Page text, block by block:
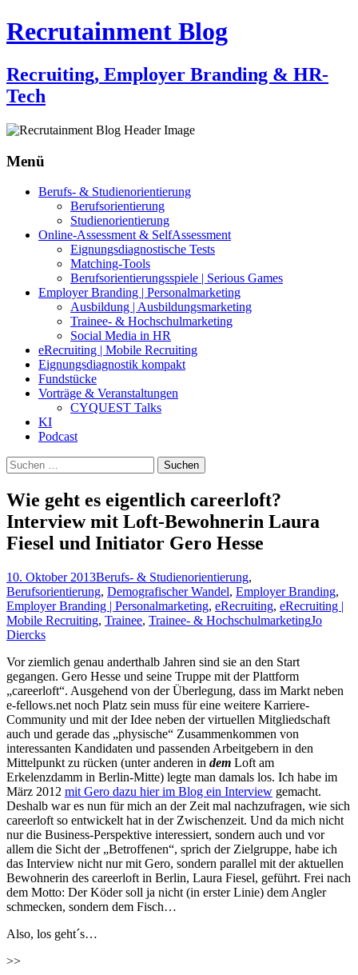
Recrutainment Blog
Recruiting, Employer Branding & HR-
Tech
Menü
Zum
Berufs- & Studienorientierung
Berufsorientierung
Studienorientierung
Online-Assessment & SelfAssessment
Eignungsdiagnostische Tests
Matching-Tools
Berufsorientierungsspiele | Serious Games
Employer Branding | Personalmarketing
Ausbildung | Ausbildungsmarketing
Trainee- & Hochschulmarketing
Social Media in HR
eRecruiting | Mobile Recruiting
Eignungsdiagnostik kompakt
Fundstücke
Vorträge & Veranstaltungen
CYQUEST Talks
KI
Podcast
Suchen
nach:
Wie geht es eigentlich careerloft?
Interview mit Loft-Bewohnerin Laura
Fiesel und Initiator Gero Hesse
10. Oktober 2013Berufs- & Studienorientierung,
Berufsorientierung, Demografischer Wandel, Employer Branding,
Employer Branding | Personalmarketing, eRecruiting, eRecruiting |
Mobile Recruiting, Trainee, Trainee- & HochschulmarketingJo
Diercks
Vor ziemlich genau anderthalb Jahren sind sie an den Start
gegangen. Gero Hesse und seine Truppe mit der Plattform
„careerloft“. Ausgehend von der Überlegung, dass im Markt neben
e-fellows.net noch Platz sein muss für eine weitere Karriere-
Community und mit der Idee neben der virtuellen Mitgliedschaft
auch und gerade das „physische“ Zusammenkommen von
interessanten Kandidaten und passenden Arbeitgebern in den
Mittelpunkt zu rücken (unter anderen in dem Loft am
Erkelenzdamm in Berlin-Mitte) legte man damals los. Ich habe im
März 2012 mit Gero dazu hier im Blog ein Interview gemacht.
Deshalb war es nun für mich an der Zeit mal nachzufragen, wie sich
careerloft so entwickelt hat in der Zwischenzeit. Und da mich nicht
nur die Business-Perspektive interessiert, sondern auch und vor
allem die Sicht der „Betroffenen“, sprich der Zielgruppe, habe ich
das Interview nicht nur mit Gero, sondern parallel mit der aktuellen
Bewohnerin des careerloft in Berlin, Laura Fiesel, geführt. Frei nach
dem Motto: Der Köder soll ja nicht (in erster Linie) dem Angler
schmecken, sondern dem Fisch…
Also, los geht´s…
>>